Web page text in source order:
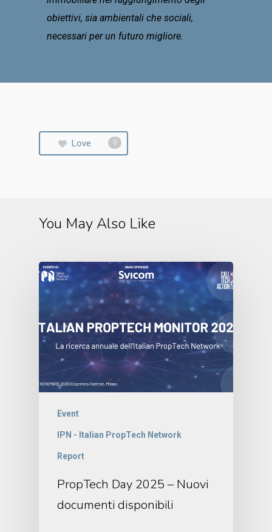
obiettivi, sia ambientali che sociali,
necessari per un futuro migliore.
Love 0
You May Also Like
Event
IPN - Italian PropTech Network
Report
PropTech Day 2025 – Nuovi
documenti disponibili